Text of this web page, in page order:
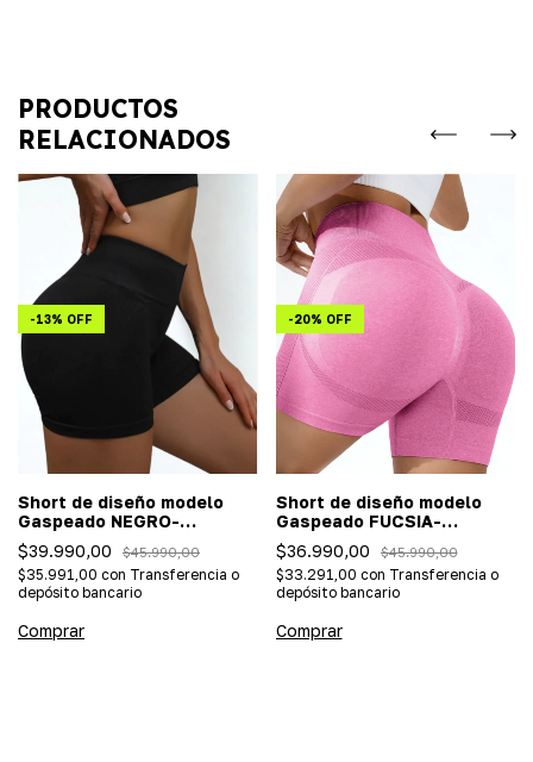
PRODUCTOS
RELACIONADOS
-13% OFF
Short de diseño modelo
Gaspeado NEGRO-
(Importada/efecto push
up)
$39.990,00 $45.990,00
$35.991,00 con Transferencia o
depósito bancario
Comprar
-20% OFF
Short de diseño modelo
Gaspeado FUCSIA-
(Importada/efecto push
up)
$36.990,00 $45.990,00
$33.291,00 con Transferencia o
depósito bancario
Comprar